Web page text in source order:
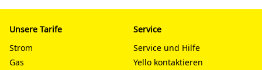
Unsere Tarife
Strom
Gas
Service
Service und Hilfe
Yello kontaktieren